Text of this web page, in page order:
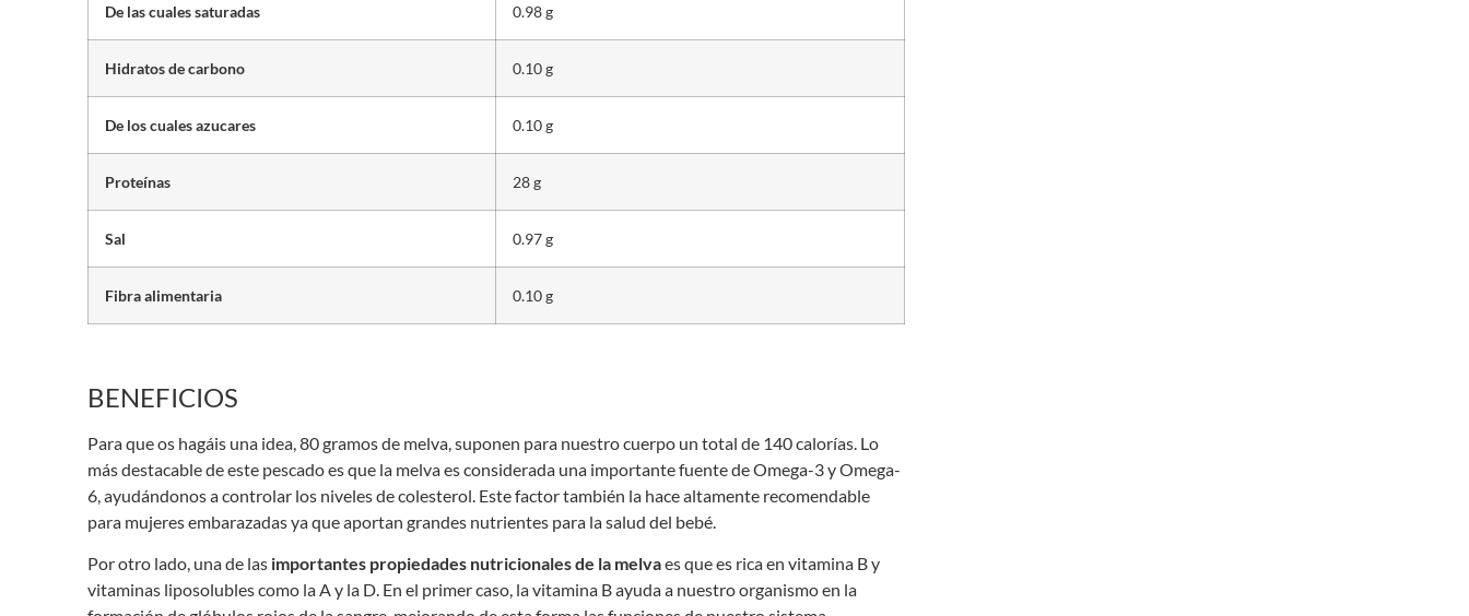
De las cuales saturadas 0.98 g
Hidratos de carbono 0.10 g
De los cuales azucares 0.10 g
Proteínas 28 g
Sal 0.97 g
Fibra alimentaria 0.10 g
BENEFICIOS
Para que os hagáis una idea, 80 gramos de melva, suponen para nuestro cuerpo un total de 140 calorías. Lo
más destacable de este pescado es que la melva es considerada una importante fuente de Omega-3 y Omega-
6, ayudándonos a controlar los niveles de colesterol. Este factor también la hace altamente recomendable
para mujeres embarazadas ya que aportan grandes nutrientes para la salud del bebé.
Por otro lado, una de las importantes propiedades nutricionales de la melvaes que es rica en vitamina B y
vitaminas liposolubles como la A y la D. En el primer caso, la vitamina B ayuda a nuestro organismo en la